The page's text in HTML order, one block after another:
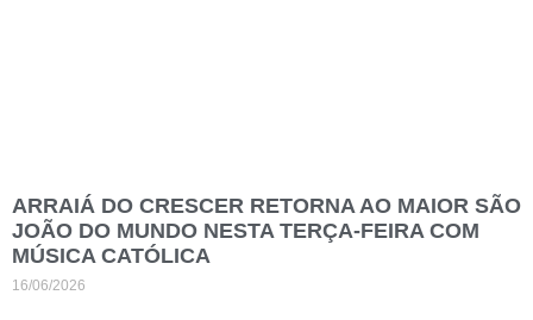
ARRAIÁ DO CRESCER RETORNA AO MAIOR SÃO
JOÃO DO MUNDO NESTA TERÇA-FEIRA COM
MÚSICA CATÓLICA
16/06/2026